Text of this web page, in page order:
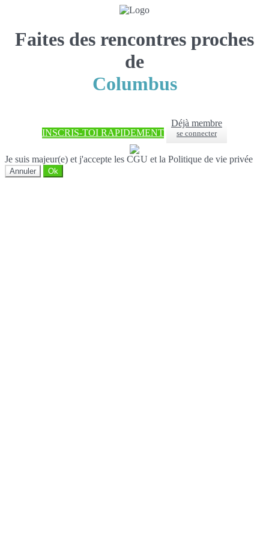
Faites des rencontres proches
de
Columbus
INSCRIS-TOI RAPIDEMENT
Déjà membre
se connecter
Je suis majeur(e) et j'accepte les CGU et la Politique de vie privée
Annuler Ok